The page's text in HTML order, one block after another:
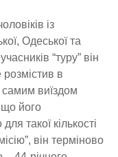
із
Одеської та
“туру” він
в
виїздом
що його
такої кількості
він терміново